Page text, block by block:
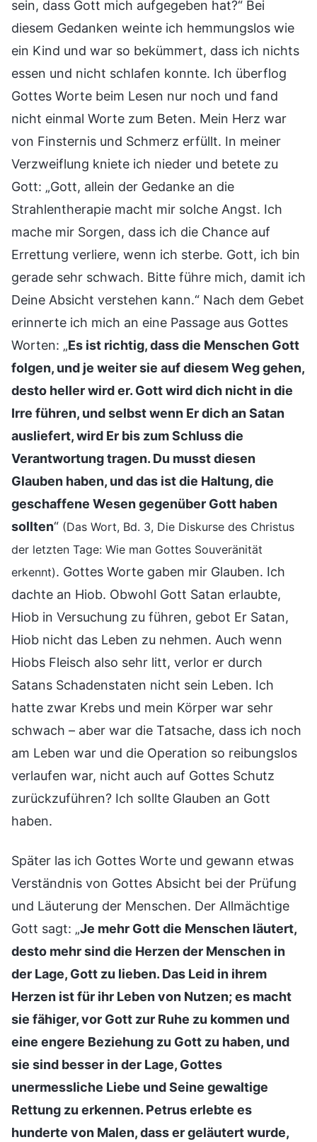
sein, dass Gott mich aufgegeben hat?“ Bei
diesem Gedanken weinte ich hemmungslos wie
ein Kind und war so bekümmert, dass ich nichts
essen und nicht schlafen konnte. Ich überflog
Gottes Worte beim Lesen nur noch und fand
nicht einmal Worte zum Beten. Mein Herz war
von Finsternis und Schmerz erfüllt. In meiner
Verzweiflung kniete ich nieder und betete zu
Gott: „Gott, allein der Gedanke an die
Strahlentherapie macht mir solche Angst. Ich
mache mir Sorgen, dass ich die Chance auf
Errettung verliere, wenn ich sterbe. Gott, ich bin
gerade sehr schwach. Bitte führe mich, damit ich
Deine Absicht verstehen kann.“ Nach dem Gebet
erinnerte ich mich an eine Passage aus Gottes
Worten: „Es ist richtig, dass die Menschen Gott
folgen, und je weiter sie auf diesem Weg gehen,
desto heller wird er. Gott wird dich nicht in die
Irre führen, und selbst wenn Er dich an Satan
ausliefert, wird Er bis zum Schluss die
Verantwortung tragen. Du musst diesen
Glauben haben, und das ist die Haltung, die
geschaffene Wesen gegenüber Gott haben
sollten“ (Das Wort, Bd. 3, Die Diskurse des Christus
der letzten Tage: Wie man Gottes Souveränität
erkennt). Gottes Worte gaben mir Glauben. Ich
dachte an Hiob. Obwohl Gott Satan erlaubte,
Hiob in Versuchung zu führen, gebot Er Satan,
Hiob nicht das Leben zu nehmen. Auch wenn
Hiobs Fleisch also sehr litt, verlor er durch
Satans Schadenstaten nicht sein Leben. Ich
hatte zwar Krebs und mein Körper war sehr
schwach – aber war die Tatsache, dass ich noch
am Leben war und die Operation so reibungslos
verlaufen war, nicht auch auf Gottes Schutz
zurückzuführen? Ich sollte Glauben an Gott
haben.
Später las ich Gottes Worte und gewann etwas
Verständnis von Gottes Absicht bei der Prüfung
und Läuterung der Menschen. Der Allmächtige
Gott sagt: „Je mehr Gott die Menschen läutert,
desto mehr sind die Herzen der Menschen in
der Lage, Gott zu lieben. Das Leid in ihrem
Herzen ist für ihr Leben von Nutzen; es macht
sie fähiger, vor Gott zur Ruhe zu kommen und
eine engere Beziehung zu Gott zu haben, und
sie sind besser in der Lage, Gottes
unermessliche Liebe und Seine gewaltige
Rettung zu erkennen. Petrus erlebte es
hunderte von Malen, dass er geläutert wurde,